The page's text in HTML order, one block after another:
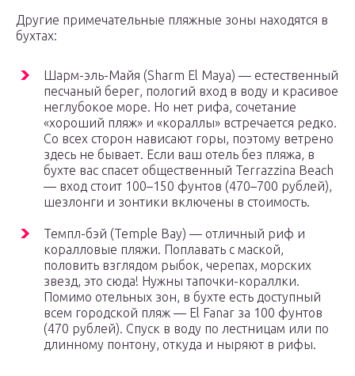
Другие примечательные пляжные зоны находятся в
бухтах:
Шарм-эль-Майя (Sharm El Maya) — естественный
песчаный берег, пологий вход в воду и красивое
неглубокое море. Но нет рифа, сочетание
«хороший пляж» и «кораллы» встречается редко.
Со всех сторон нависают горы, поэтому ветрено
здесь не бывает. Если ваш отель без пляжа, в
бухте вас спасет общественный Terrazzina Beach
— вход стоит 100–150 фунтов (470–700 рублей),
шезлонги и зонтики включены в стоимость.
Темпл-бэй (Temple Bay) — отличный риф и
коралловые пляжи. Поплавать с маской,
половить взглядом рыбок, черепах, морских
звезд, это сюда! Нужны тапочки-кораллки.
Помимо отельных зон, в бухте есть доступный
всем городской пляж — El Fanar за 100 фунтов
(470 рублей). Спуск в воду по лестницам или по
длинному понтону, откуда и ныряют в рифы.